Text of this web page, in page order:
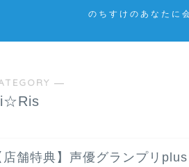
のちすけのあなたに
―
i☆Ris
店舗特典】声優グランプリ